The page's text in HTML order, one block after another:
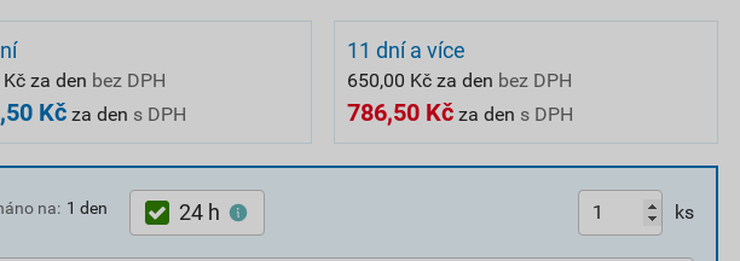
za den bez DPH
Kč za den s DPH
11 dní a více
650,00 Kč za den bez DPH
786,50 Kč za den s DPH
na: 1 den 24 h ks